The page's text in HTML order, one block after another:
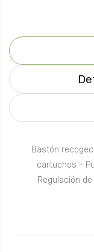
Bastón
cartuchos -
Regulación